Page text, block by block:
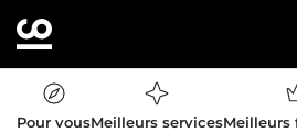
Pour vousMeilleurs servicesMeilleurs